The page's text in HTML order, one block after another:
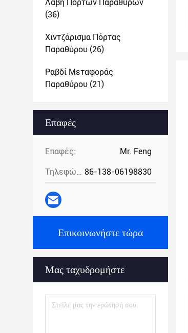
Λαβή Πορτών Παραθύρων
(36)
Χιντζάρισμα Πόρτας
Παραθύρου (26)
Ραβδί Μεταφοράς
Παραθύρου (21)
Επαφές
Επαφές: Mr. Feng
Τηλεφώνημα: 86-138-06198830
Επικοινωνήστε τώρα
Μας ταχυδρομήστε